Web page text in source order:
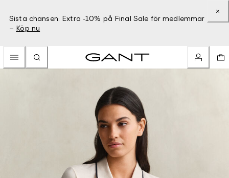
Sista chansen: Extra -10% på Final Sale för medlemmar
– Köp nu